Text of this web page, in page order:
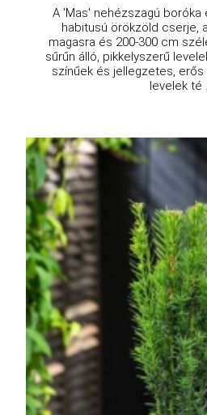
A 'Mas' nehézszagú boróka
habitusú örökzöld cserje,
magasra és 200-300 cm
sűrűn álló, pikkelyszerű
színűek és jellegzetes, erős
levelek té